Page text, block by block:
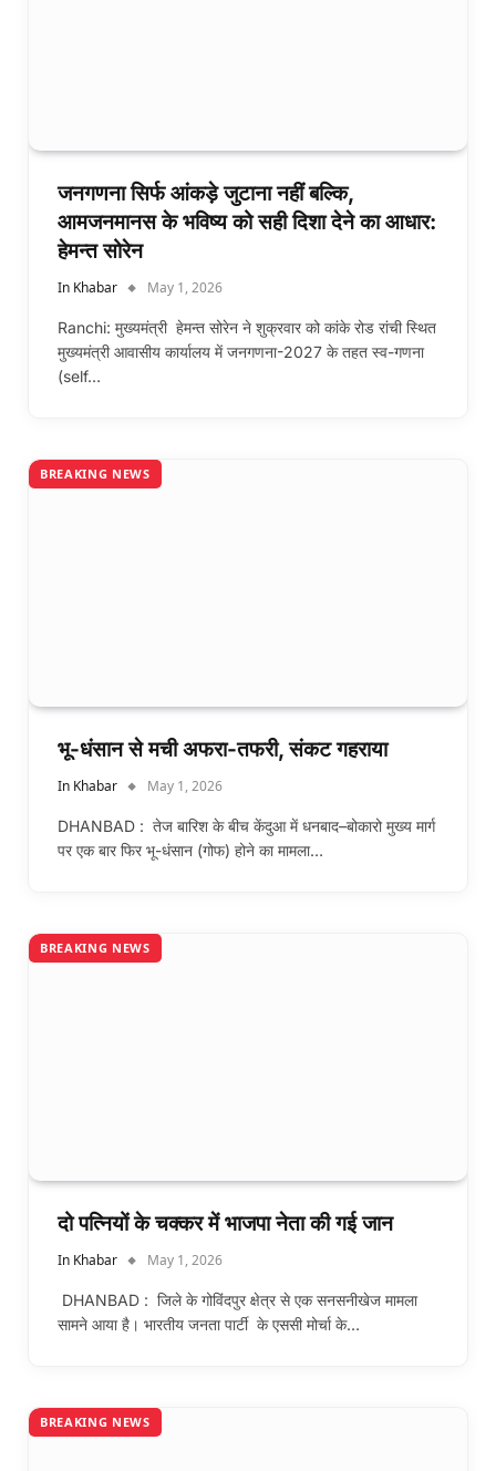
जनगणना सिर्फ आंकड़े जुटाना नहीं बल्कि,
आमजनमानस के भविष्य को सही दिशा देने का आधार:
हेमन्त सोरेन
In Khabar May 1, 2026
Ranchi: मुख्यमंत्री हेमन्त सोरेन ने शुक्रवार को कांके रोड रांची स्थित
मुख्यमंत्री आवासीय कार्यालय में जनगणना-2027 के तहत स्व-गणना
(self…
BREAKING NEWS
भू-धंसान से मची अफरा-तफरी, संकट गहराया
In Khabar May 1, 2026
DHANBAD : तेज बारिश के बीच केंदुआ में धनबाद–बोकारो मुख्य मार्ग
पर एक बार फिर भू-धंसान (गोफ) होने का मामला…
BREAKING NEWS
दो पत्नियों के चक्कर में भाजपा नेता की गई जान
In Khabar May 1, 2026
DHANBAD : जिले के गोविंदपुर क्षेत्र से एक सनसनीखेज मामला
सामने आया है। भारतीय जनता पार्टी के एससी मोर्चा के…
BREAKING NEWS